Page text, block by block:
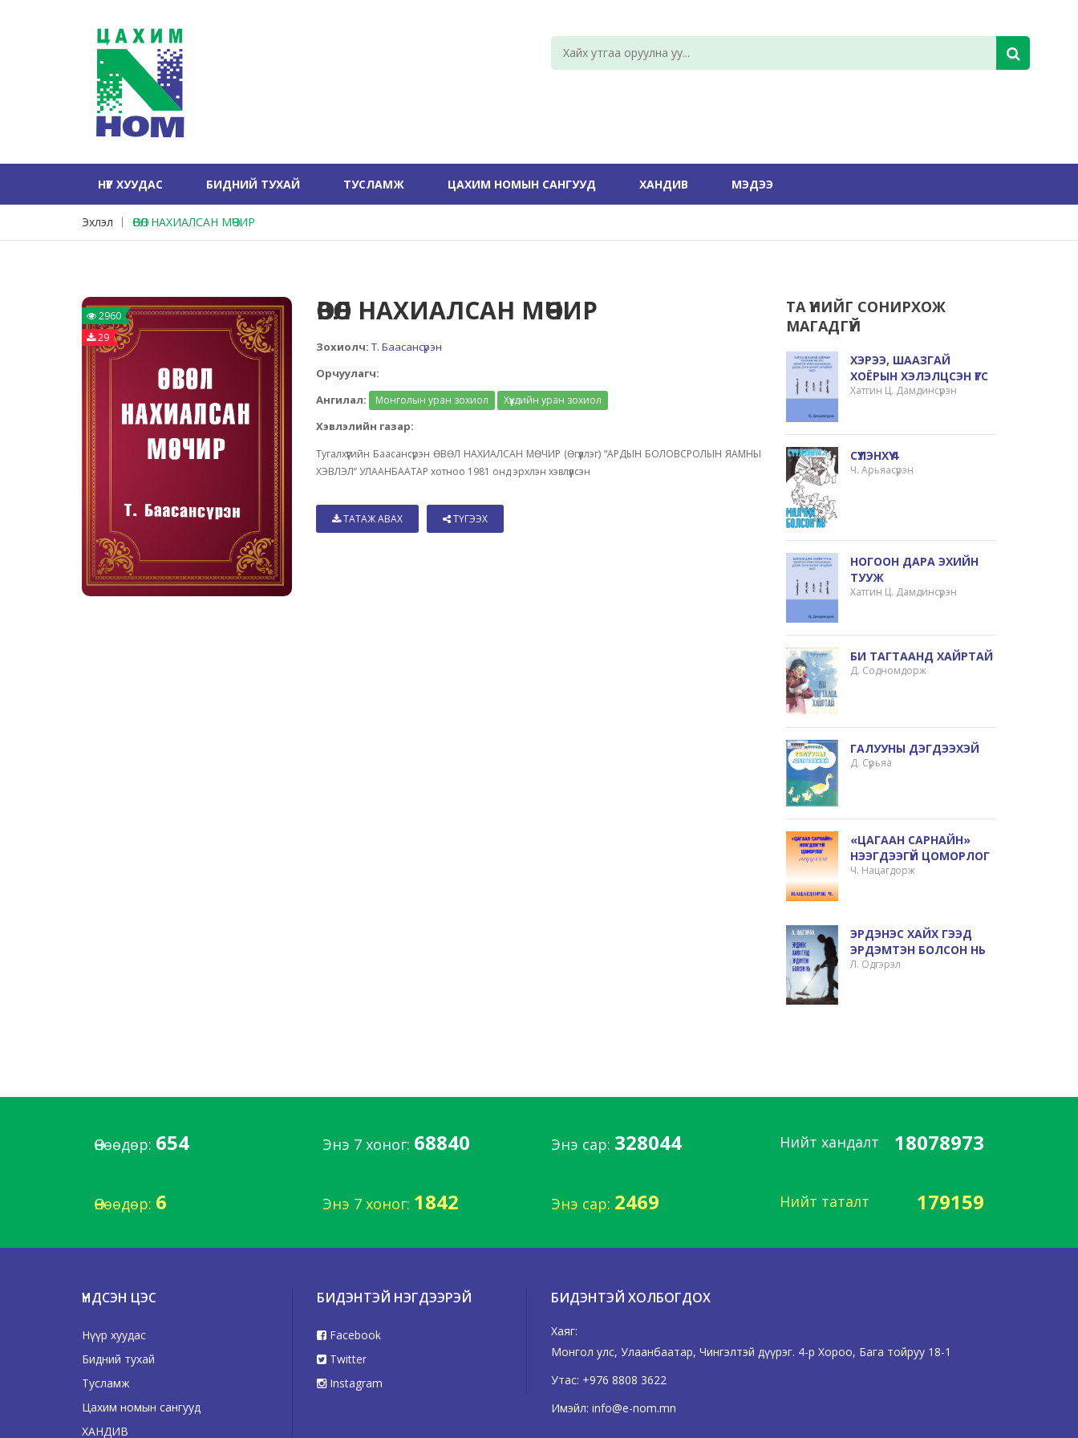
НҮҮР ХУУДАС БИДНИЙ ТУХАЙ ТУСЛАМЖ ЦАХИМ НОМЫН САНГУУД ХАНДИВ МЭДЭЭ
Эхлэл ӨВӨЛ НАХИАЛСАН МӨЧИР
2960
29
ӨВӨЛ НАХИАЛСАН МӨЧИР
Зохиолч: Т. Баасансүрэн
Орчуулагч:
Ангилал:
Монголын уран зохиол Хүүхдийн уран зохиол
Хэвлэлийн газар:
Тугалхүүгийн Баасансүрэн ӨВӨЛ НАХИАЛСАН МӨЧИР (Өгүүллэг) “АРДЫН БОЛОВСРОЛЫН ЯАМНЫ
ХЭВЛЭЛ” УЛААНБААТАР хотноо 1981 онд эрхлэн хэвлүүлсэн
ТАТАЖ АВАХ ТҮГЭЭХ
ТА ҮҮНИЙГ СОНИРХОЖ
МАГАДГҮЙ
ХЭРЭЭ, ШААЗГАЙ
ХОЁРЫН ХЭЛЭЛЦСЭН ҮГС
Хатгин Ц. Дамдинсүрэн
СҮҮЛЭНХҮҮ 4
Ч. Арьяасүрэн
НОГООН ДАРА ЭХИЙН
ТУУЖ
Хатгин Ц. Дамдинсүрэн
БИ ТАГТААНД ХАЙРТАЙ
Д. Содномдорж
ГАЛУУНЫ ДЭГДЭЭХЭЙ
Д. Сүрьяа
«ЦАГААН САРНАЙН»
НЭЭГДЭЭГҮЙ ЦОМОРЛОГ
Ч. Нацагдорж
ЭРДЭНЭС ХАЙХ ГЭЭД
ЭРДЭМТЭН БОЛСОН НЬ
Л. Одгэрэл
Өнөөдөр: 654 Энэ 7 хоног: 68840 Энэ сар: 328044 Нийт хандалт 18078973
Өнөөдөр: 6 Энэ 7 хоног: 1842 Энэ сар: 2469 Нийт таталт 179159
ҮНДСЭН ЦЭС
Нүүр хуудас
Бидний тухай
Тусламж
Цахим номын сангууд
ХАНДИВ
БИДЭНТЭЙ НЭГДЭЭРЭЙ
Facebook
Twitter
Instagram
БИДЭНТЭЙ ХОЛБОГДОХ
Хаяг:
Монгол улс, Улаанбаатар, Чингэлтэй дүүрэг. 4-р Хороо, Бага тойруу 18-1
Утас: +976 8808 3622
Имэйл: info@e-nom.mn